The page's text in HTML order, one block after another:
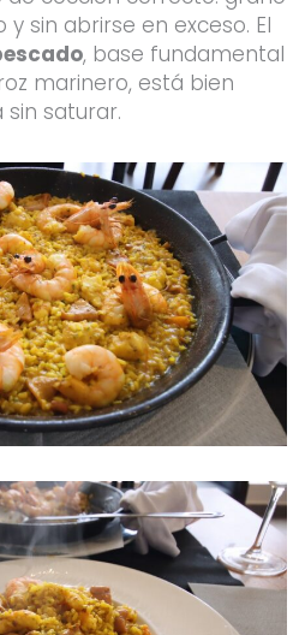
sin abrirse en exceso. El
, base fundamental
marinero, está bien
saturar.